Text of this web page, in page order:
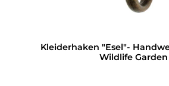
Kleiderhaken "Esel"-
Wildlife Garden